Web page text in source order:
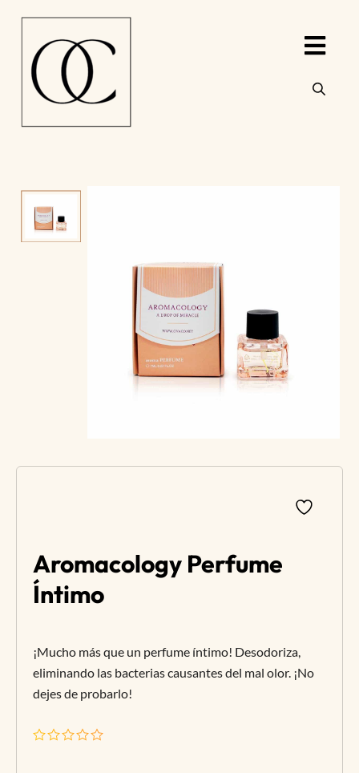
Aromacology Perfume
Íntimo
¡Mucho más que un perfume íntimo! Desodoriza,
eliminando las bacterias causantes del mal olor. ¡No
dejes de probarlo!